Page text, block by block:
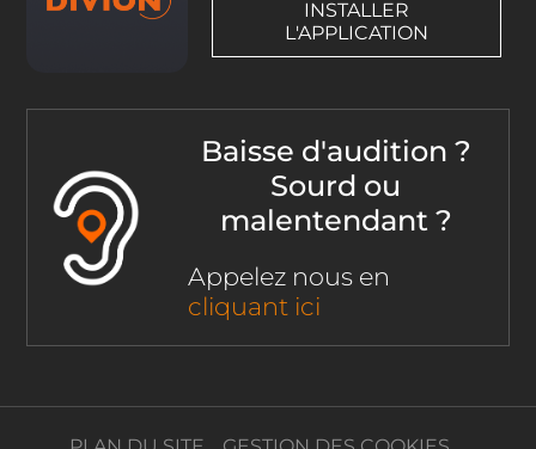
INSTALLER
L'APPLICATION
Baisse d'audition ?
Sourd ou
malentendant ?
Appelez nous en
cliquant ici